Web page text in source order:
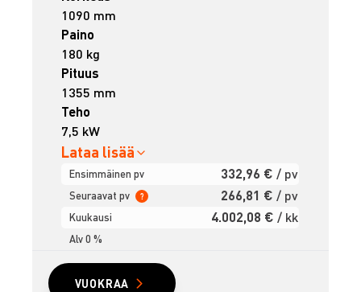
1090 mm
Paino
180 kg
Pituus
1355 mm
Teho
7,5 kW
Lataa lisää
Ensimmäinen pv 332,96 € / pv
Seuraavat pv ? 266,81 € / pv
Kuukausi 4.002,08 € / kk
Alv 0 %
VUOKRAA